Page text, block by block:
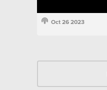
Oct 26 2023